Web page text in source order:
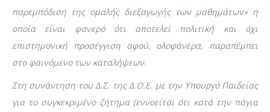
παρεμπόδιση της ομαλής διεξαγωγής των μαθημάτων» η
οποία είναι φανερό ότι αποτελεί πολιτική και όχι
επιστημονική προσέγγιση αφού, ολοφάνερα, παραπέμπει
στο φαινόμενο των καταλήψεων.
Στη συνάντηση του Δ.Σ. της Δ.Ο.Ε. με την Υπουργό Παιδείας
για το συγκεκριμένο ζήτημα (εννοείται ότι κατά την πάγια